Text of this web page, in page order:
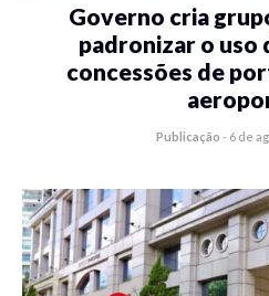
Governo cria
padronizar o uso
concessões de
Publicação - 6 de